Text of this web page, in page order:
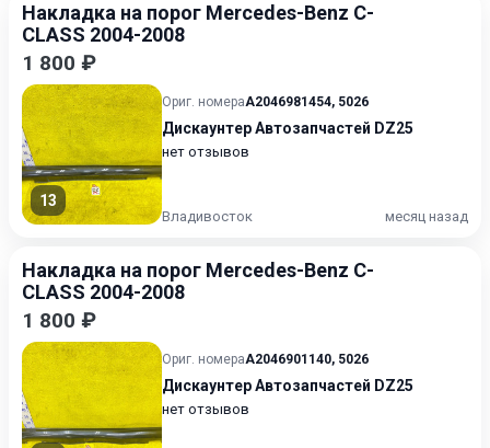
Накладка на порог Mercedes-Benz C-
CLASS 2004-2008
1 800 ₽
13
Ориг. номераA2046981454, 5026
Дискаунтер Автозапчастей DZ25
нет отзывов
Владивосток месяц назад
Накладка на порог Mercedes-Benz C-
CLASS 2004-2008
1 800 ₽
Ориг. номераA2046901140, 5026
Дискаунтер Автозапчастей DZ25
нет отзывов